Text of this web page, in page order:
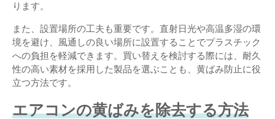
ります。
また、設置場所の工夫も重要です。直射日光や高温多湿の環
境を避け、風通しの良い場所に設置することでプラスチック
への負担を軽減できます。買い替えを検討する際には、耐久
性の高い素材を採用した製品を選ぶことも、黄ばみ防止に役
立つ方法です。
エアコンの黄ばみを除去する方法